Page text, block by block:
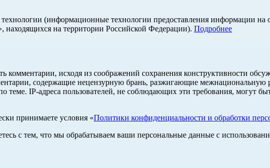
(информационные технологии предоставления информации на
находящихся на территории Российской Федерации). Подробнее
комментарии, исходя из соображений сохранения конструктивности
содержащие нецензурную брань, разжигающие межнациональную
теме. IP-адреса пользователей, не соблюдающих эти требования, могут
принимаете условия «Политики конфиденциальности и обработки
с тем, что мы обрабатываем ваши персональные данные с